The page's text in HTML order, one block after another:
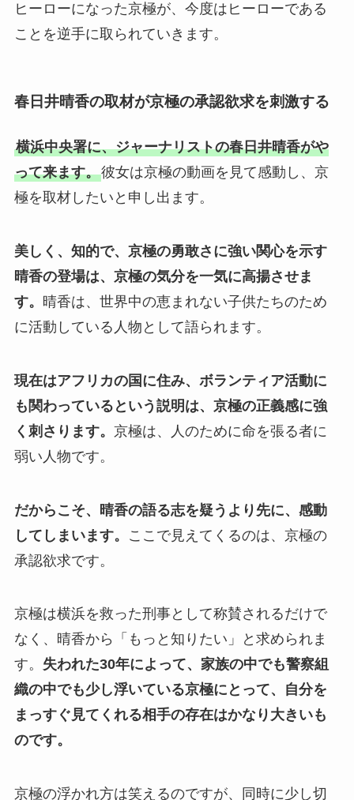
ヒーローになった京極が、今度はヒーローである
ことを逆手に取られていきます。
春日井晴香の取材が京極の承認欲求を刺激する
横浜中央署に、ジャーナリストの春日井晴香がや
って来ます。彼女は京極の動画を見て感動し、京
極を取材したいと申し出ます。
美しく、知的で、京極の勇敢さに強い関心を示す
晴香の登場は、京極の気分を一気に高揚させま
す。 晴香は、世界中の恵まれない子供たちのため
に活動している人物として語られます。
現在はアフリカの国に住み、ボランティア活動に
も関わっているという説明は、京極の正義感に強
く刺さります。 京極は、人のために命を張る者に
弱い人物です。
だからこそ、晴香の語る志を疑うより先に、感動
してしまいます。
ここで見えてくるのは、京極の
承認欲求です。
京極は横浜を救った刑事として称賛されるだけで
なく、晴香から「もっと知りたい」と求められま
す。 失われた30年によって、家族の中でも警察組
織の中でも少し浮いている京極にとって、自分を
まっすぐ見てくれる相手の存在はかなり大きいも
のです。
京極の浮かれ方は笑えるのですが、同時に少し切